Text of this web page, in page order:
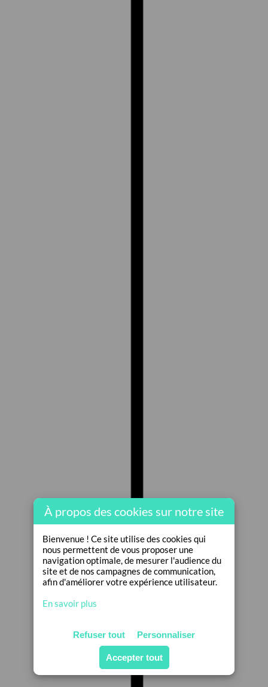
À propos des cookies sur notre site
Bienvenue ! Ce site utilise des cookies qui
nous permettent de vous proposer une
navigation optimale, de mesurer l'audience du
site et de nos campagnes de communication,
afin d'améliorer votre expérience utilisateur.
En savoir plus